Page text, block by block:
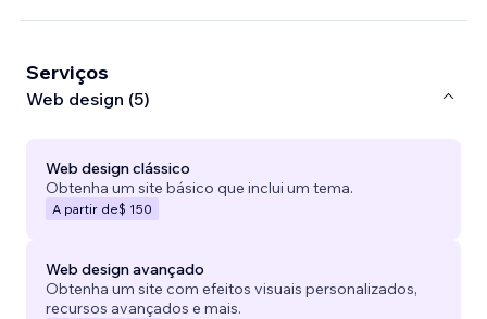
Serviços
Web design (5)
Web design clássico
Obtenha um site básico que inclui um tema.
A partir de$ 150
Web design avançado
Obtenha um site com efeitos visuais personalizados,
recursos avançados e mais.